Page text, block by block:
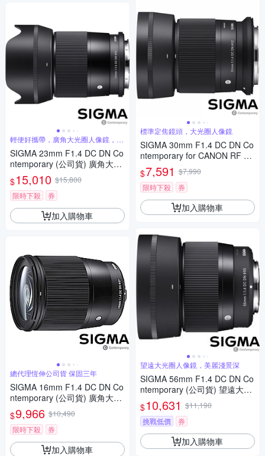
輕便好攜帶，廣角大光圈人像鏡，美
麗淺景深
SIGMA 23mm F1.4 DC DN Co
ntemporary (公司貨) 廣角大光
圈定焦鏡 人像鏡 APS-C 無反微
單眼專用鏡頭
$15,010 $15,800
限時下殺
券
加入購物車
總代理恆伸公司貨 保固三年
SIGMA 16mm F1.4 DC DN Co
ntemporary (公司貨) 廣角大光
圈定焦鏡 人像鏡 APS-C 無反微
單眼專用鏡頭
$9,966 $10,490
限時下殺
券
加入購物車
標準定焦鏡頭，大光圈人像鏡
SIGMA 30mm F1.4 DC DN Co
ntemporary for CANON RF 接
環 (公司貨) 標準大光圈定焦鏡
人像鏡 APS-C 無反微單眼專用
鏡頭
$7,591 $7,990
限時下殺
券
加入購物車
望遠大光圈人像鏡，美麗淺景深
SIGMA 56mm F1.4 DC DN Co
ntemporary (公司貨) 望遠大光
圈定焦鏡頭 人像鏡 APS-C 無反
微單眼專用鏡頭
$10,631 $11,190
挑戰低價
券
加入購物車